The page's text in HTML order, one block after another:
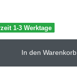
1-3 Werktage
In den Warenkorb